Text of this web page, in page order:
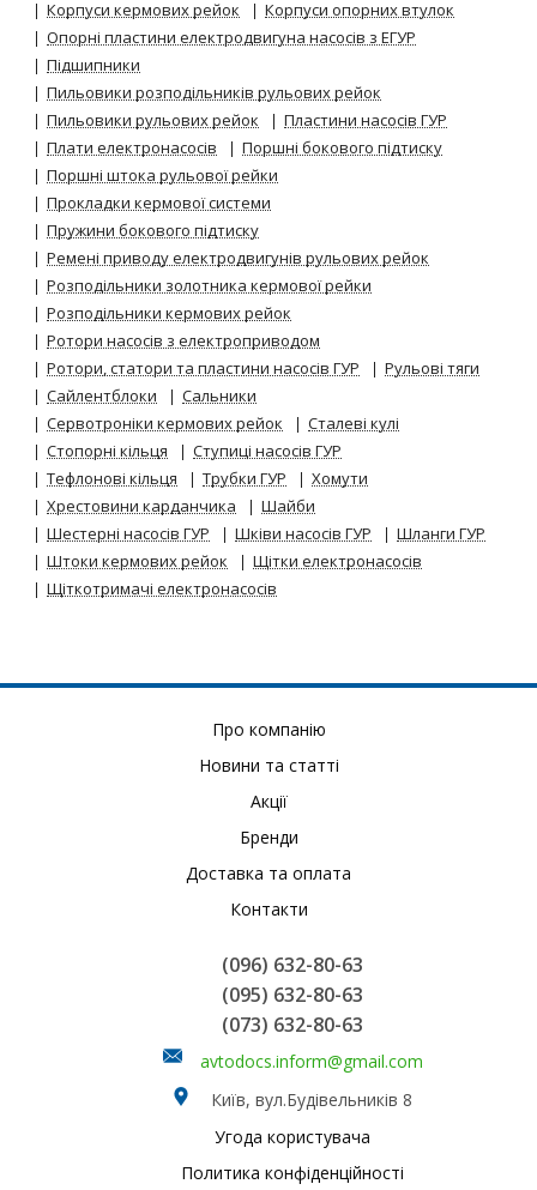
Корпуси кермових рейок
Корпуси опорних втулок
Опорні пластини електродвигуна насосів з ЕГУР
Підшипники
Пильовики розподільників рульових рейок
Пильовики рульових рейок
Пластини насосів ГУР
Плати електронасосів
Поршні бокового підтиску
Поршні штока рульової рейки
Прокладки кермової системи
Пружини бокового підтиску
Ремені приводу електродвигунів рульових рейок
Розподільники золотника кермової рейки
Розподільники кермових рейок
Ротори насосів з електроприводом
Ротори, статори та пластини насосів ГУР
Рульові тяги
Сайлентблоки
Сальники
Сервотроніки кермових рейок
Сталеві кулі
Стопорні кільця
Ступиці насосів ГУР
Тефлонові кільця
Трубки ГУР
Хомути
Хрестовини карданчика
Шайби
Шестерні насосів ГУР
Шківи насосів ГУР
Шланги ГУР
Штоки кермових рейок
Щітки електронасосів
Щіткотримачі електронасосів
Про компанію
Новини та статті
Акції
Бренди
Доставка та оплата
Контакти
(096) 632-80-63
(095) 632-80-63
(073) 632-80-63
avtodocs.inform@gmail.com
Київ, вул.Будівельників 8
Угода користувача
Политика конфіденційності